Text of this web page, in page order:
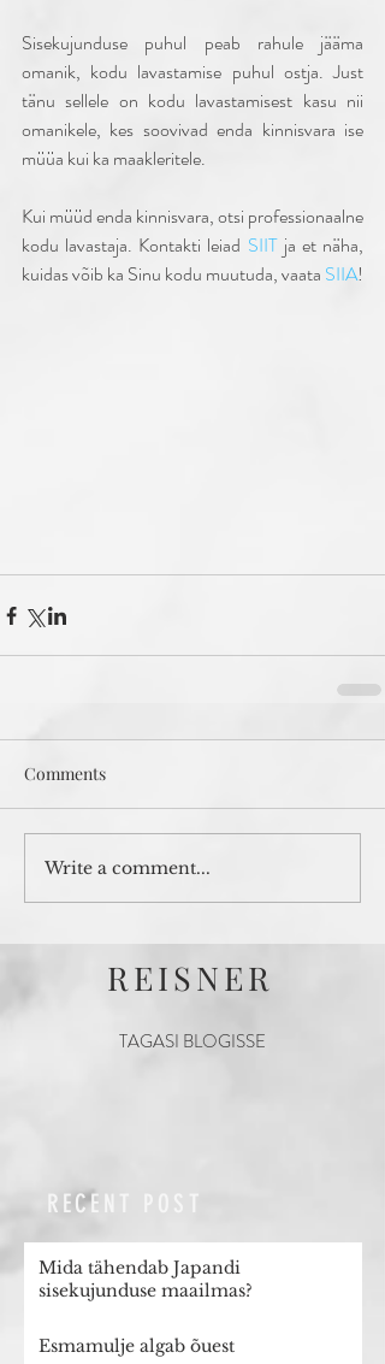
RECENT POST
REISNER
TAGASI BLOGISSE
Sisekujunduse puhul peab rahule jääma
omanik, kodu lavastamise puhul ostja. Just
tänu sellele on kodu lavastamisest kasu nii
omanikele, kes soovivad enda kinnisvara ise
müüa kui ka maakleritele.
Kui müüd enda kinnisvara, otsi professionaalne
kodu lavastaja. Kontakti leiad SIIT ja et näha,
kuidas võib ka Sinu kodu muutuda, vaata SIIA
Comments
Write a comment...
Mida tähendab Japandi
sisekujunduse maailmas?
Esmamulje algab õuest